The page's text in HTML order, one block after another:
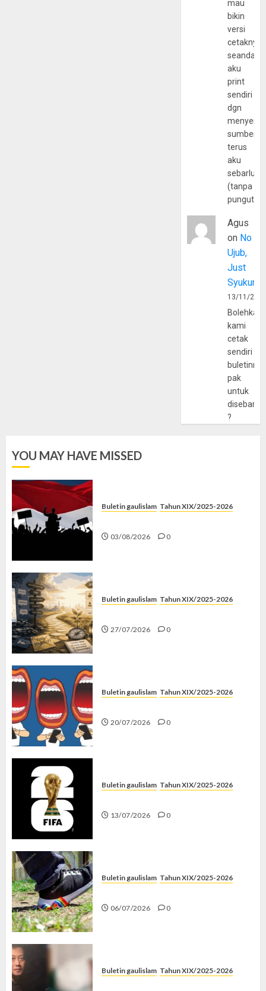
mau
bikin
versi
cetaknya
aku
print
sendiri
dgn
sumber
terus
aku
(tanpa
Agus
on No
Ujub,
Just
Syukur
13/11/
Bolehkah
kami
cetak
sendiri
pak
untuk
?
YOU MAY HAVE MISSED
Buletin gaulislam Tahun XIX/2025-2026
03/08/2026 0
Buletin gaulislam Tahun XIX/2025-2026
27/07/2026 0
Buletin gaulislam Tahun XIX/2025-2026
20/07/2026 0
Buletin gaulislam Tahun XIX/2025-2026
13/07/2026 0
Buletin gaulislam Tahun XIX/2025-2026
06/07/2026 0
Buletin gaulislam Tahun XIX/2025-2026